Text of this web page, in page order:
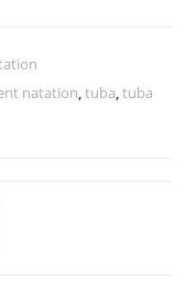
natation ,tuba ,tuba